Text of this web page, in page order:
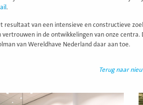
.
resultaat van een intensieve en constructieve
vertrouwen in de ontwikkelingen van onze
van Wereldhave Nederland daar aan toe.
Terug naar